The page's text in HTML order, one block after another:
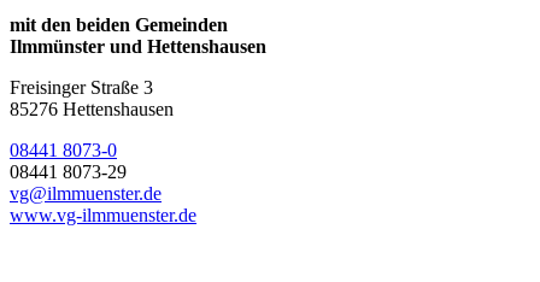
mit den beiden Gemeinden
Ilmmünster und Hettenshausen
Freisinger Straße 3
85276 Hettenshausen
08441 8073-0
08441 8073-29
vg@ilmmuenster.de
www.vg-ilmmuenster.de